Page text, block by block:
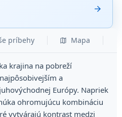
arrow_forward
príbehy Mapa
krajina na pobreží
a
Európy. Napriek
ohromujúcu kombináciu
vytvárajú kontrast medzi